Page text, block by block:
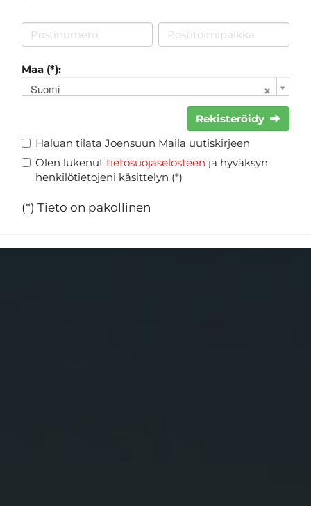
Maa (*):
Suomi
Rekisteröidy
Haluan tilata Joensuun Maila uutiskirjeen
Olen lukenut tietosuojaselosteen ja hyväksyn
henkilötietojeni käsittelyn (*)
(*) Tieto on pakollinen